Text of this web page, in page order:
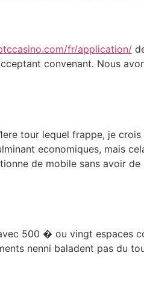
fr/application/
convenant. Nous
tour lequel frappe, je crois
economiques, mais
de mobile sans avoir
500 � ou vingt espaces
nenni baladent pas du